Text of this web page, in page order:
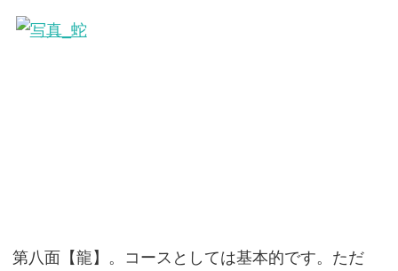
第八面【龍】。コースとしては基本的です。ただ